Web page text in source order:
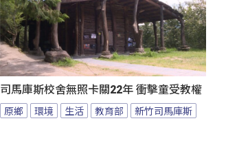
司馬庫斯校舍無照卡關22年 衝擊童受教權
原鄉 環境 生活 教育部 新竹司馬庫斯